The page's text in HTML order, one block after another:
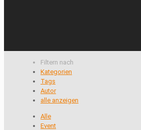
Filtern nach
Kategorien
Tags
Autor
alle anzeigen
Alle
Event